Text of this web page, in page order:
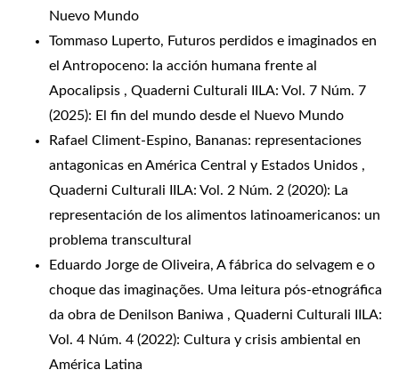
Nuevo Mundo
Tommaso Luperto, Futuros perdidos e imaginados en
el Antropoceno: la acción humana frente al
Apocalipsis , Quaderni Culturali IILA: Vol. 7 Núm. 7
(2025): El fin del mundo desde el Nuevo Mundo
Rafael Climent-Espino, Bananas: representaciones
antagonicas en América Central y Estados Unidos ,
Quaderni Culturali IILA: Vol. 2 Núm. 2 (2020): La
representación de los alimentos latinoamericanos: un
problema transcultural
Eduardo Jorge de Oliveira, A fábrica do selvagem e o
choque das imaginações. Uma leitura pós-etnográfica
da obra de Denilson Baniwa , Quaderni Culturali IILA:
Vol. 4 Núm. 4 (2022): Cultura y crisis ambiental en
América Latina